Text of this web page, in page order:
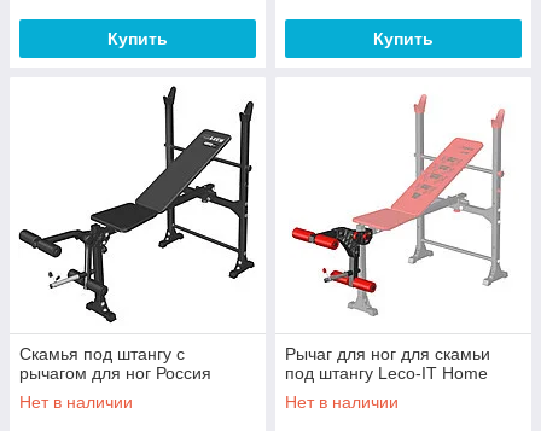
Купить Купить
Скамья под штангу с
рычагом для ног Россия
Нет в наличии
Рычаг для ног для скамьи
под штангу Leco-IT Home
Нет в наличии